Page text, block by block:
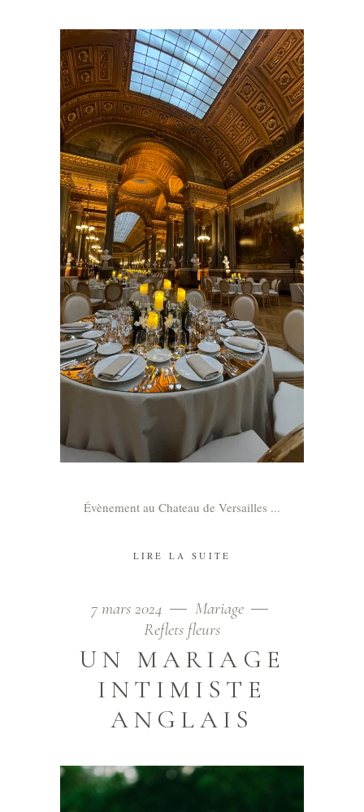
Évènement au Chateau de Versailles
LIRE LA SUITE
7 mars 2024
Mariage
Reflets fleurs
UN MARIAGE
INTIMISTE
ANGLAIS